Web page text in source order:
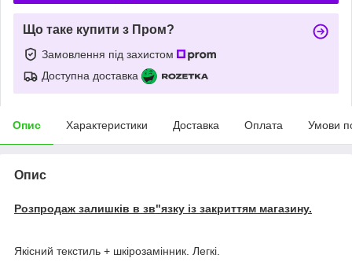
Що таке купити з Пром?
Замовлення під захистом
Доступна доставка
Опис Характеристики Доставка Оплата Умови
Опис
Розпродаж залишків в зв"язку із закриттям магазину.
Якісний текстиль + шкірозамінник. Легкі.